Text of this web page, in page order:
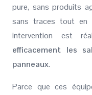
pure, sans produits
sans traces tout en
intervention est
efficacement les
panneaux.
Parce que ces